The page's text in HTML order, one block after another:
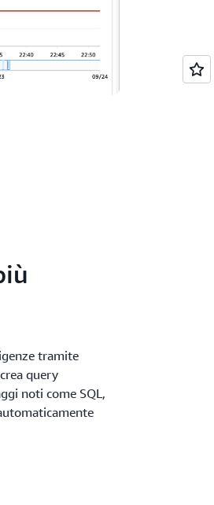
tramite
query
noti come SQL,